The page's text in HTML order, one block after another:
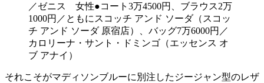
／ゼニス 女性●コート3万4500円、ブラウス2万
1000円／ともにスコッチ アンド ソーダ（スコッ
チ アンド ソーダ 原宿店）、バッグ7万6000円／
カロリーナ・サント・ドミンゴ（エッセンス オ
ブ アナイ）
それこそがマディソンブルーに別注したジージャン型のレザ